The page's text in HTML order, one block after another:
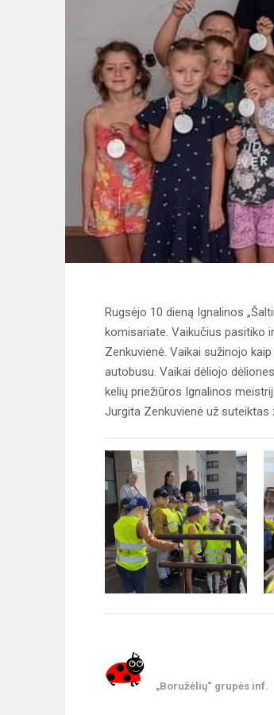
Rugsėjo 10 dieną Ignalinos
komisariate. Vaikučius pasitiko
Zenkuvienė. Vaikai sužinojo
autobusu. Vaikai dėliojo
kelių priežiūros Ignalinos
Jurgita Zenkuvienė už suteiktas
„Boružėlių“ grupės inf.